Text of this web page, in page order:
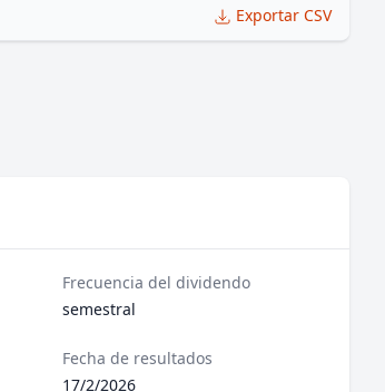
Exportar CSV
Frecuencia del dividendo
semestral
Fecha de resultados
17/2/2026